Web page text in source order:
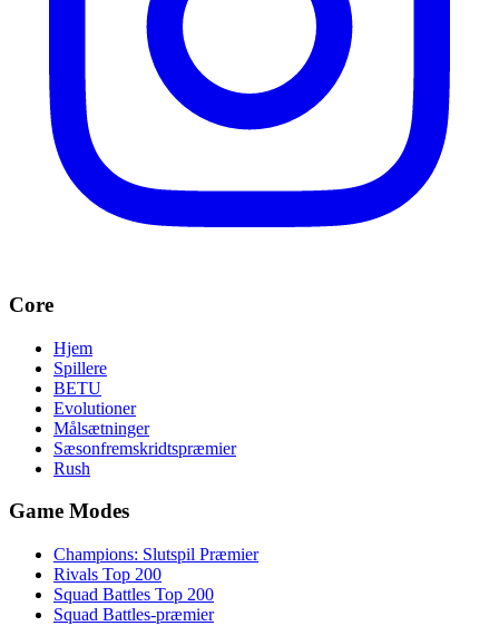
Core
Hjem
Spillere
BETU
Evolutioner
Målsætninger
Sæsonfremskridtspræmier
Rush
Game Modes
Champions: Slutspil Præmier
Rivals Top 200
Squad Battles Top 200
Squad Battles-præmier